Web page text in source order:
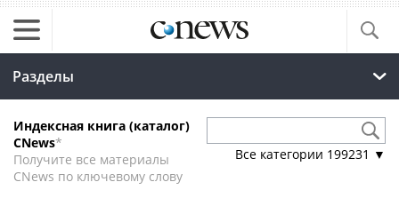
Разделы
Индексная книга (каталог)
CNews*
Получите все материалы
CNews по ключевому слову
Все категории 199231 ▼